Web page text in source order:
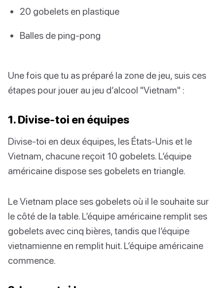
20 gobelets en plastique
Balles de ping-pong
Une fois que tu as préparé la zone de jeu, suis ces
étapes pour jouer au jeu d’alcool "Vietnam" :
1. Divise-toi en équipes
Divise-toi en deux équipes, les États-Unis et le
Vietnam, chacune reçoit 10 gobelets. L’équipe
américaine dispose ses gobelets en triangle.
Le Vietnam place ses gobelets où il le souhaite sur
le côté de la table. L’équipe américaine remplit ses
gobelets avec cinq bières, tandis que l’équipe
vietnamienne en remplit huit. L’équipe américaine
commence.